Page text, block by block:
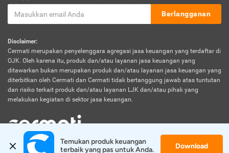
Berlangganan
Disclaimer:
Cermati merupakan penyelenggara agregasi jasa keuangan yang terdaftar di
OJK. Oleh karena itu, produk dan/atau layanan jasa keuangan yang
ditawarkan bukan merupakan produk dan/atau layanan jasa keuangan yang
diterbitkan oleh Cermati dan Cermati tidak bertanggung jawab atas tuntutan
dan risiko terkait produk dan/atau layanan LJK dan/atau pihak yang
melakukan kegiatan di sektor jasa keuangan.
© 2026 Cermati. All Rights Reserved.
Temukan produk keuangan
terbaik yang pas untuk Anda.
Download